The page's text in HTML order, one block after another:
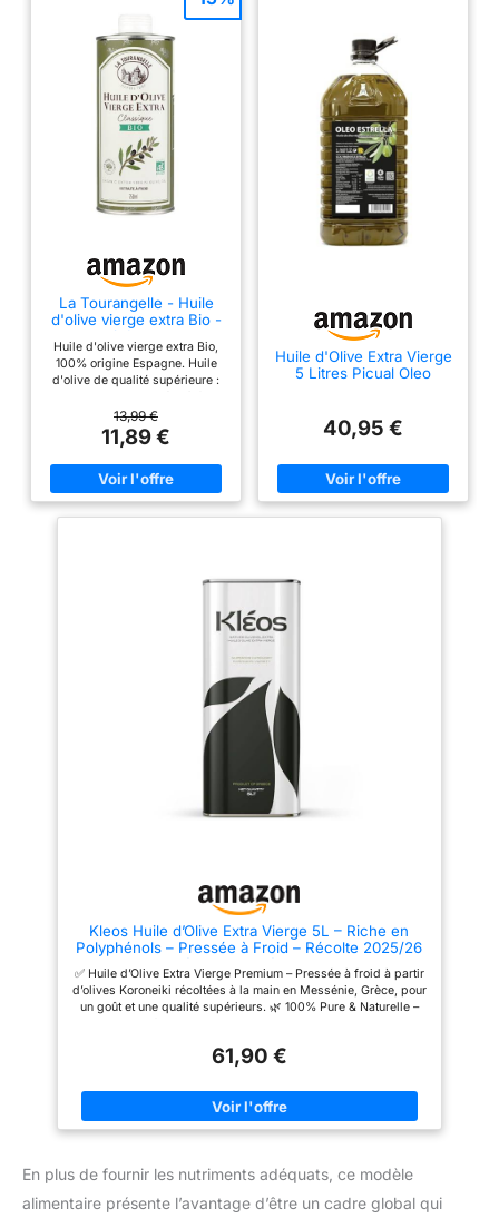
La Tourangelle - Huile
d'olive vierge extra Bio -
Extraite à froid - 750ml
Huile d'olive vierge extra Bio,
100% origine Espagne. Huile
d'olive de qualité supérieure :
par procédés mécaniques pour
en conserver toutes les
propriétés nutritionnelles.
L'huile d'olive La Tourangelle a
reçu le prix Bien Manger 2025
et le prix Marmiton 2024 pour
sa production biologique et sa
d'olive issue d'une agriculture
métal recyclable qui protège
l'huile d'olive de l'oxydation de
la lumière et préserve ainsi ses
13,99 €
11,89 €
Huile d'Olive Extra Vierge
5 Litres Picual Oleo
40,95 €
Kleos Huile d’Olive Extra Vierge 5L – Riche en
Polyphénols – Pressée à Froid – Récolte 2025/26
31/07/2027
✅ Huile d’Olive Extra Vierge Premium – Pressée à froid à partir
d’olives Koroneiki récoltées à la main en Messénie, Grèce, pour
un goût et une qualité supérieurs. 🌿 100% Pure & Naturelle –
Récompensée – Produite selon des méthodes traditionnelles
et poivrées. 🍽 Parfaite pour Tous Vos Plats – Idéale pour les
salades, les trempettes, l’assaisonnement et sublimer vos
recettes méditerranéennes préférées. 🌍 Récoltée de Manière
61,90 €
En plus de fournir les nutriments adéquats, ce modèle
alimentaire présente l’avantage d’être un cadre global qui